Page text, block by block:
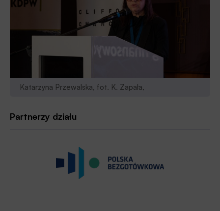
Katarzyna Przewalska, fot. K. Zapała,
Partnerzy działu